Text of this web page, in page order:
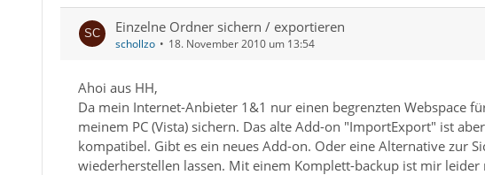
Einzelne Ordner sichern / exportieren
schollzo 18. November 2010 um 13:54
Ahoi aus HH,
Da mein Internet-Anbieter 1&1 nur einen begrenzten Webspace
meinem PC (Vista) sichern. Das alte Add-on "ImportExport" ist
kompatibel. Gibt es ein neues Add-on. Oder eine Alternative zur
wiederherstellen lassen. Mit einem Komplett-backup ist mir